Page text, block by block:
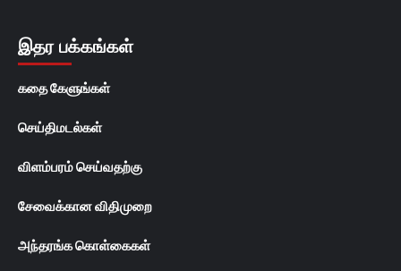
இதர பக்கங்கள்
கதை கேளுங்கள்
செய்திமடல்கள்
விளம்பரம் செய்வதற்கு
சேவைக்கான விதிமுறை
அந்தரங்க கொள்கைகள்